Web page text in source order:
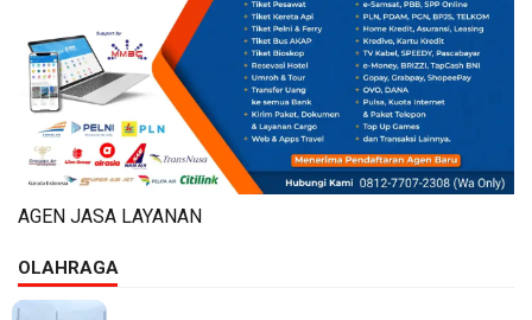
AGEN JASA LAYANAN
OLAHRAGA